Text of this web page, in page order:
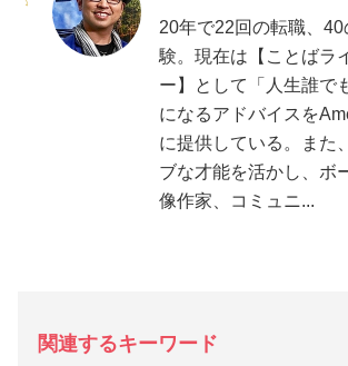
20年で22回の転職、40
験。現在は【ことばラ
ー】として「人生誰で
になるアドバイスを
に提供している。また
ブな才能を活かし、ボ
像作家、コミュニ...
関連するキーワード